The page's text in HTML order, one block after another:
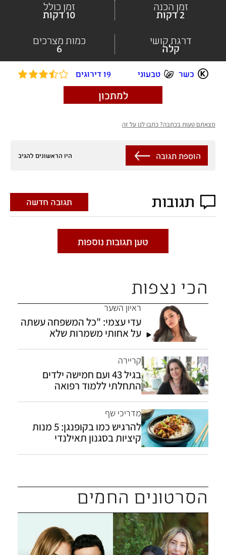
כשר טבעוני 19 דירוגים
זמן הכנה
2 דקות
זמן כולל
10 דקות
דרגת קושי
קלה
כמות מצרכים
6
למתכון
מצאתם טעות בכתבה? כתבו לנו על זה
היו הראשונים להגיב הוספת תגובה
תגובות תגובה חדשה
טען תגובות נוספות
הכי נצפות
ראיון השער
עדי עצמי: "כל המשפחה עשתה
על אחותי משמרות שלא
קריירה
בגיל 43 ועם חמישה ילדים
התחלתי ללמוד רפואה
מדריכי שף
להרגיש כמו בקופנגן: 5 מנות
קיציות בסגנון תאילנדי
הסרטונים החמים